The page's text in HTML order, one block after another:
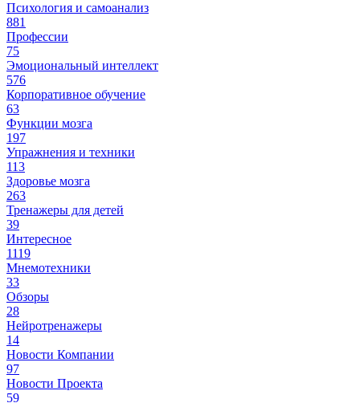
Психология и самоанализ
881
Профессии
75
Эмоциональный интеллект
576
Корпоративное обучение
63
Функции мозга
197
Упражнения и техники
113
Здоровье мозга
263
Тренажеры для детей
39
Интересное
1119
Мнемотехники
33
Обзоры
28
Нейротренажеры
14
Новости Компании
97
Новости Проекта
59